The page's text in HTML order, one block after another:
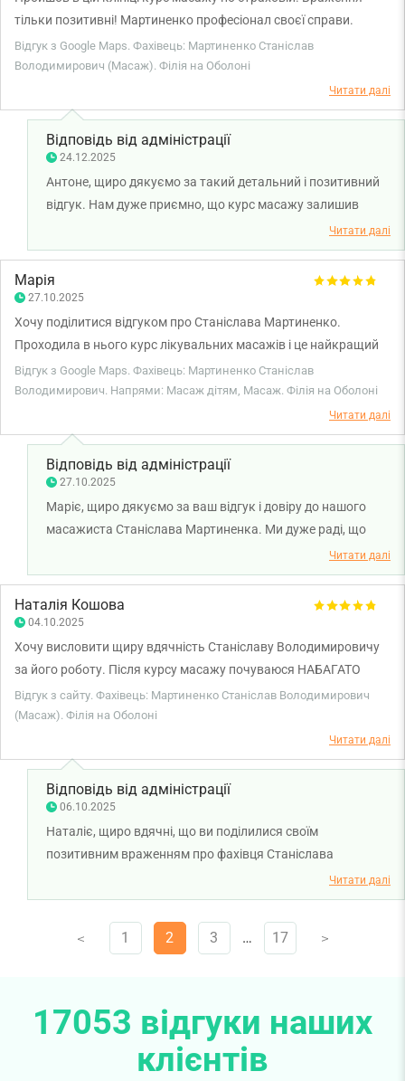
тільки позитивні! Мартиненко професіонал своєї справи.
Враховує побажання пацієнта, реально робить масаж, а не
гладе по спинці. Рекомендую! Чудова клініка, чудовий
Відгук з Google Maps. Фахівець: Мартиненко Станіслав
Володимирович (Масаж). Філія на Оболоні
Читати далі
Відповідь від адміністрації
24.12.2025
Антоне, щиро дякуємо за такий детальний і позитивний
відгук. Нам дуже приємно, що курс масажу залишив
лише хороші враження, а робота масажиста Станіслава
Мартиненка виправдала ваші очікування. Бажаємо вам
Читати далі
Марія
27.10.2025
Хочу поділитися відгуком про Станіслава Мартиненко.
Проходила в нього курс лікувальних масажів і це найкращий
масажист в моєму досвіді. Під час масажу відчувається, що
він пропрацьовує всі необхідні місця, але без надмірного болю.
Після масажу завжди відчувається ефект. Тому дуже
рекомендую, якщо вам дійсно треба відчувати результат, а не
просто, щоб вас погладили.
Відгук з Google Maps. Фахівець: Мартиненко Станіслав
Володимирович. Напрями: Масаж дітям, Масаж. Філія на Оболоні
Читати далі
Відповідь від адміністрації
27.10.2025
Маріє, щиро дякуємо за ваш відгук і довіру до нашого
масажиста Станіслава Мартиненка. Ми дуже раді, що
курс лікувальних масажів приніс помітний результат і
допоміг вам відчути реальне покращення. Професійний
підхід, уважність до кожного пацієнта та ефективна
робота — це саме те, чим ми пишаємося. Бажаємо вам
міцного здоров'я!
Читати далі
Наталія Кошова
04.10.2025
Хочу висловити щиру вдячність Станіславу Володимировичу
за його роботу. Після курсу масажу почуваюся НАБАГАТО
краще і плюс маю від пана Станіслава рекомендації щодо
підтримання мого покращеного стану. Високий
професіоналізм поряд з просто людським ставленням, увагою
до індивідуальних потреб клієнта — це про спеціаліста
Мартиненка. Дякую, пане Станіславе!
Відгук з сайту. Фахівець: Мартиненко Станіслав Володимирович
(Масаж). Філія на Оболоні
Читати далі
Відповідь від адміністрації
06.10.2025
Наталіє, щиро вдячні, що ви поділилися своїм
позитивним враженням про фахівця Станіслава
Мартиненка. Нам дуже приємно, що курс масажу приніс
вам відчутне полегшення, а робота спеціаліста залишила
настільки позитивні враження. Бажаємо вам міцного
здоров'я!
Читати далі
V 1 2 3 … 17 V
17053 відгуки наших
клієнтів